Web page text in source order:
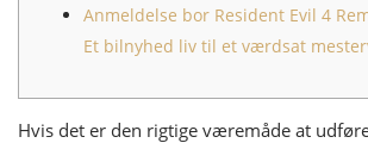
Anmeldelse bor Resident Evil 4
Et bilnyhed liv til et værdsat
Hvis det er den rigtige væremåde at